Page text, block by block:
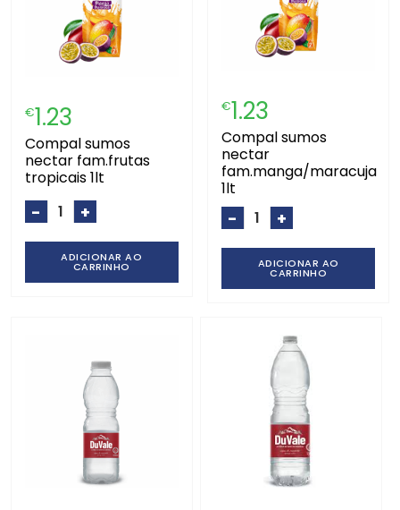
€1.23
compal sumos
nectar fam.frutas
tropicais 1lt
- +
ADICIONAR AO
CARRINHO
€1.23
compal sumos
nectar
fam.manga/maracuja
1lt
- +
ADICIONAR AO
CARRINHO